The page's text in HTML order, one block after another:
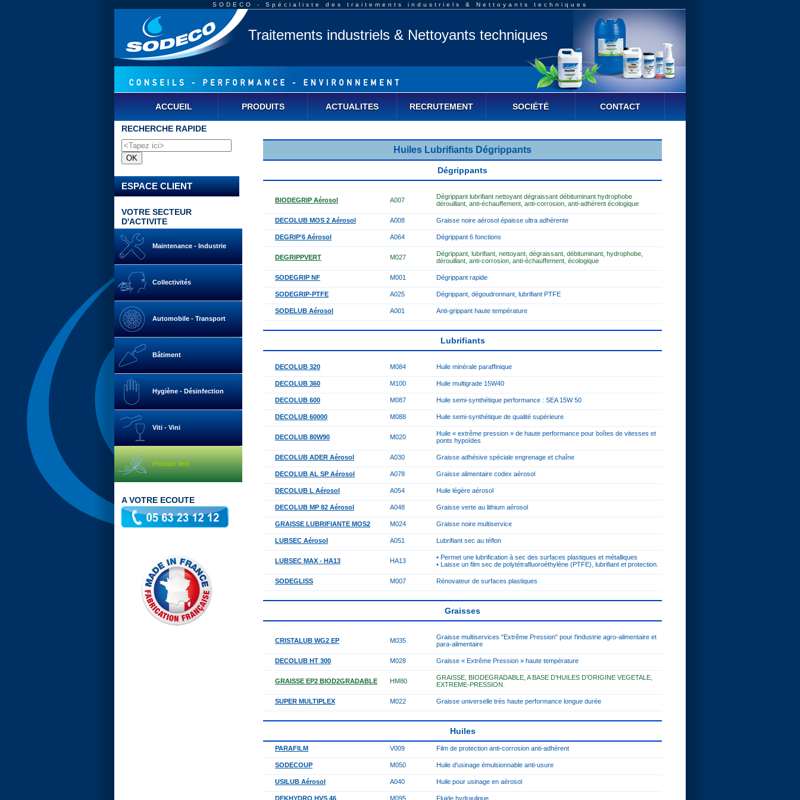
SODECO - Spécialiste des traitements industriels & Nettoyants techniques
Traitements industriels & Nettoyants techniques
ACCUEIL PRODUITS ACTUALITES RECRUTEMENT SOCIÉTÉ CONTACT
RECHERCHE RAPIDE
ESPACE CLIENT
VOTRE SECTEUR
D'ACTIVITE
Maintenance - Industrie
Collectivités
Automobile - Transport
Bâtiment
Hygiène - Désinfection
Viti - Vini
Produit Vert
A VOTRE ECOUTE
Huiles Lubrifiants Dégrippants
Dégrippants
BIODEGRIP Aérosol A007
Dégrippant lubrifiant nettoyant dégraissant débituminant hydrophobe
dérouillant, anti-échauffement, anti-corrosion, anti-adhérent écologique
DECOLUB MOS 2 Aérosol A008 Graisse noire aérosol épaisse ultra adhérente
DEGRIP'6 Aérosol A064 Dégrippant 6 fonctions
DEGRIPPVERT M027
Dégrippant, lubrifiant, nettoyant, dégraissant, débituminant, hydrophobe,
dérouillant, anti-corrosion, anti-échauffement, écologique
SODEGRIP NF M001 Dégrippant rapide
SODEGRIP-PTFE A025 Dégrippant, dégoudronnant, lubrifiant PTFE
SODELUB Aérosol A001 Anti-grippant haute température
Lubrifiants
DECOLUB 320 M084 Huile minérale paraffinique
DECOLUB 360 M100 Huile multigrade 15W40
DECOLUB 600 M087 Huile semi-synthétique performance : SEA 15W 50
DECOLUB 60000 M088 Huile semi-synthétique de qualité supérieure
DECOLUB 80W90 M020
Huile « extrême pression » de haute performance pour boîtes de vitesses et
ponts hypoïdes
DECOLUB ADER Aérosol A030 Graisse adhésive spéciale engrenage et chaîne
DECOLUB AL SP Aérosol A078 Graisse alimentaire codex aérosol
DECOLUB L Aérosol A054 Huile légère aérosol
DECOLUB MP 82 Aérosol A048 Graisse verte au lithium aérosol
GRAISSE LUBRIFIANTE MOS2 M024 Graisse noire multiservice
LUBSEC Aérosol A051 Lubrifiant sec au téflon
LUBSEC MAX - HA13 HA13
• Permet une lubrification à sec des surfaces plastiques et métalliques
• Laisse un film sec de polytétrafluoroéthylène (PTFE), lubrifiant et protection.
SODEGLISS M007 Rénovateur de surfaces plastiques
Graisses
CRISTALUB WG2 EP M035
Graisse multiservices "Extrême Pression" pour l'industrie agro-alimentaire et
para-alimentaire
DECOLUB HT 300 M028 Graisse « Extrême Pression » haute température
GRAISSE EP2 BIOD2GRADABLE HM80
GRAISSE, BIODEGRADABLE, A BASE D’HUILES D’ORIGINE VEGETALE,
EXTREME-PRESSION.
SUPER MULTIPLEX M022 Graisse universelle très haute performance longue durée
Huiles
PARAFILM V009 Film de protection anti-corrosion anti-adhérent
SODECOUP M050 Huile d'usinage émulsionnable anti-usure
USILUB Aérosol A040 Huile pour usinage en aérosol
DEKHYDRO HVS 46 M095 Fluide hydraulique